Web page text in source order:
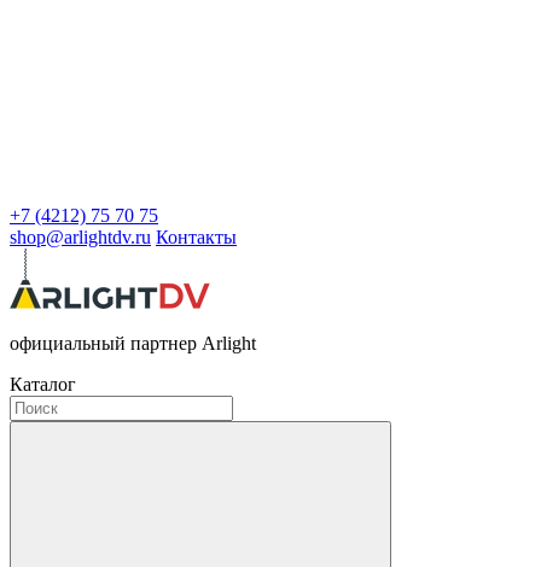
+7 (4212) 75 70 75
shop@arlightdv.ru Контакты
официальный партнер Arlight
Каталог